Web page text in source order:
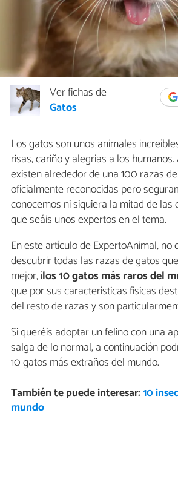
Ver fichas de
Gatos
Los gatos son unos animales
risas, cariño y alegrías a los
existen alrededor de una 100 razas
oficialmente reconocidas pero
conocemos ni siquiera la mitad de las
que seáis unos expertos en el tema.
En este artículo de ExpertoAnimal, no
descubrir todas las razas de gatos
mejor, ¡los 10 gatos más raros del
que por sus características físicas
del resto de razas y son
Si queréis adoptar un felino con una
salga de lo normal, a continuación
10 gatos más extraños del mundo.
También te puede interesar:10
mundo